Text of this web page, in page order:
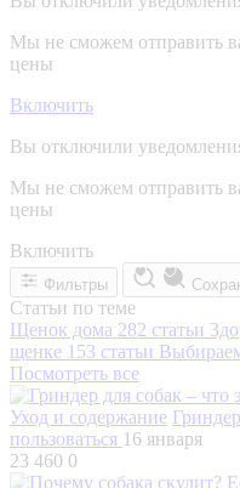
Мы не сможем отправить
цены
Включить
Вы отключили
Мы не сможем отправить
цены
Включить
Фильтры
Статьи по теме
Щенок дома 282 статьи
щенке 153 статьи
Посмотреть все
Уход и содержание
пользоваться 16 января
23 460 0